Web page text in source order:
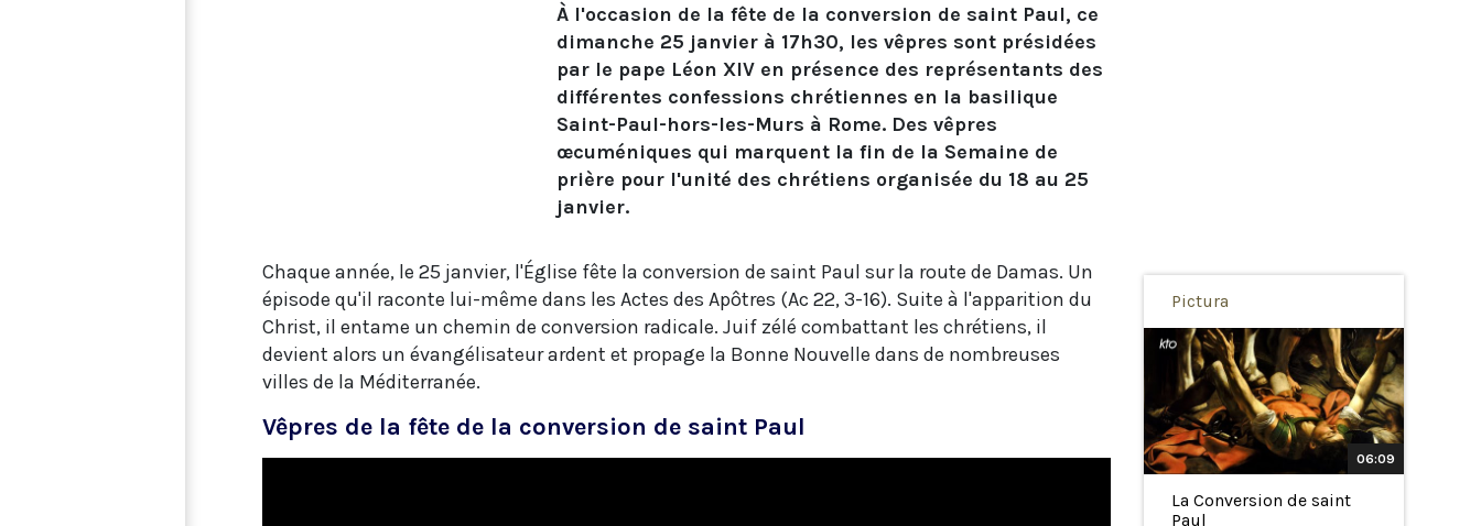
À l'occasion de la fête de la conversion de saint Paul, ce
dimanche 25 janvier à 17h30, les vêpres sont présidées
par le pape Léon XIV en présence des représentants des
différentes confessions chrétiennes en la basilique
Saint-Paul-hors-les-Murs à Rome. Des vêpres
œcuméniques qui marquent la fin de la Semaine de
prière pour l'unité des chrétiens organisée du 18 au 25
janvier.
Chaque année, le 25 janvier, l'Église fête la conversion de saint Paul sur la route de Damas. Un
épisode qu'il raconte lui-même dans les Actes des Apôtres (Ac 22, 3-16). Suite à l'apparition du
Christ, il entame un chemin de conversion radicale. Juif zélé combattant les chrétiens, il
devient alors un évangélisateur ardent et propage la Bonne Nouvelle dans de nombreuses
villes de la Méditerranée.
Vêpres de la fête de la conversion de saint Paul
Pictura
06:09
La Conversion de saint
Paul